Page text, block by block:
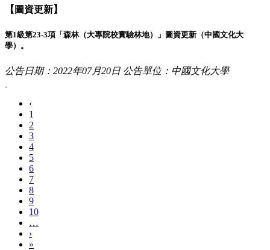
【圖資更新】
第1級第23-3項「森林（大專院校實驗林地）」圖資更新（中國文化大
學）。
公告日期：2022年07月20日 公告單位：中國文化大學
‹
1
2
3
4
5
6
7
8
9
10
…
›
»